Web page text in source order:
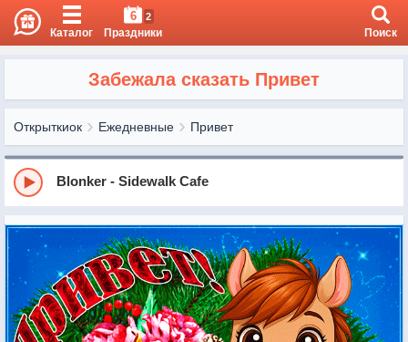
Каталог
6 2
Праздники Поиск
Забежала сказать Привет
Открыткиок Ежедневные Привет
Blonker - Sidewalk Cafe